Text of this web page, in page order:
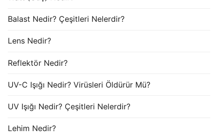
Balast Nedir? Çeşitleri Nelerdir?
Lens Nedir?
Reflektör Nedir?
UV-C Işığı Nedir? Virüsleri Öldürür Mü?
UV Işığı Nedir? Çeşitleri Nelerdir?
Lehim Nedir?